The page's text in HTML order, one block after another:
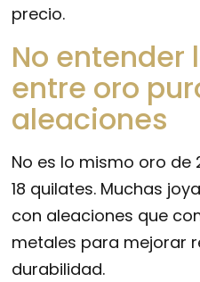
precio.
No entender
entre oro
aleaciones
No es lo mismo oro
18 quilates. Muchas
con aleaciones que
metales para mejorar
durabilidad.